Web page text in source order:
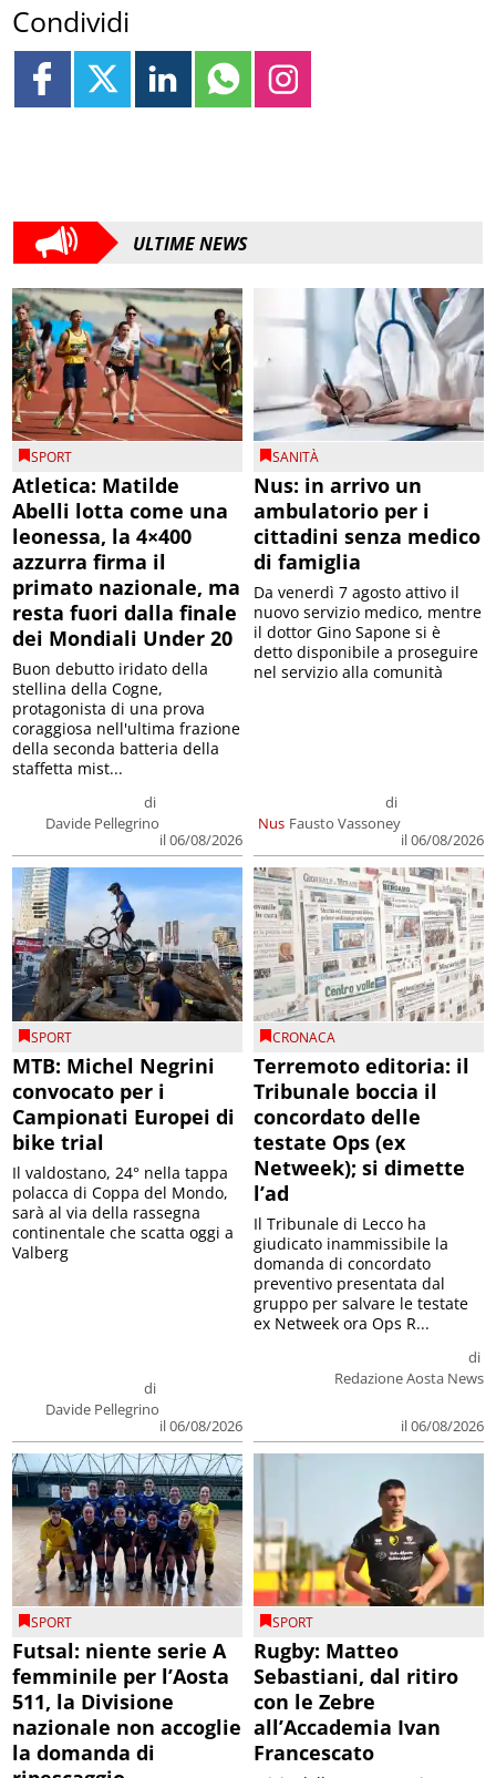
Condividi
ULTIME NEWS
SPORT
Atletica: Matilde
Abelli lotta come una
leonessa, la 4×400
azzurra firma il
primato nazionale, ma
resta fuori dalla finale
dei Mondiali Under 20
di
Davide Pellegrino
il 06/08/2026
Buon debutto iridato della
stellina della Cogne,
protagonista di una prova
coraggiosa nell'ultima frazione
della seconda batteria della
staffetta mist...
SANITÀ
Nus: in arrivo un
ambulatorio per i
cittadini senza medico
di famiglia
Nus
di
Fausto Vassoney
il 06/08/2026
Da venerdì 7 agosto attivo il
nuovo servizio medico, mentre
il dottor Gino Sapone si è
detto disponibile a proseguire
nel servizio alla comunità
SPORT
MTB: Michel Negrini
convocato per i
Campionati Europei di
bike trial
di
Davide Pellegrino
il 06/08/2026
Il valdostano, 24° nella tappa
polacca di Coppa del Mondo,
sarà al via della rassegna
continentale che scatta oggi a
Valberg
CRONACA
Terremoto editoria: il
Tribunale boccia il
concordato delle
testate Ops (ex
Netweek); si dimette
l’ad
di
Redazione Aosta News
il 06/08/2026
Il Tribunale di Lecco ha
giudicato inammissibile la
domanda di concordato
preventivo presentata dal
gruppo per salvare le testate
ex Netweek ora Ops R...
SPORT
Futsal: niente serie A
femminile per l’Aosta
511, la Divisione
nazionale non accoglie
la domanda di
SPORT
Rugby: Matteo
Sebastiani, dal ritiro
con le Zebre
all’Accademia Ivan
Francescato